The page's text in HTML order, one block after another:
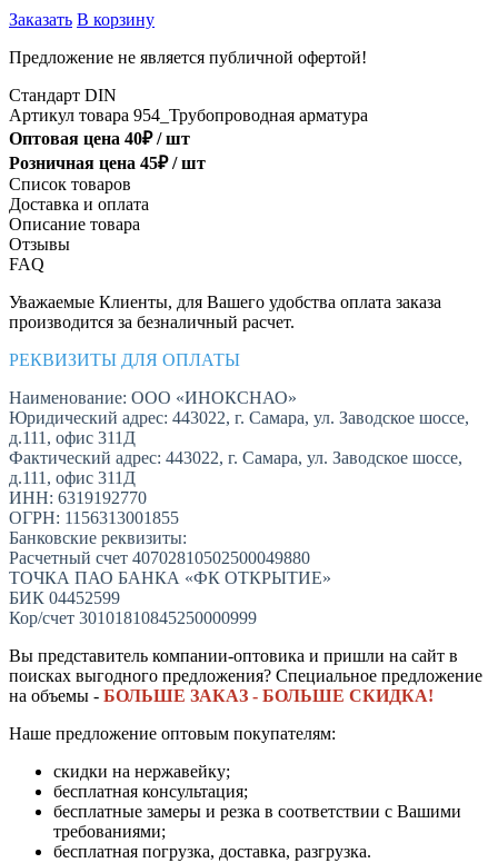
Заказать В корзину
Предложение не является публичной офертой!
Стандарт DIN
Артикул товара 954_Трубопроводная арматура
Оптовая цена 40₽ /шт
Розничная цена 45₽ /шт
Список товаров
Доставка и оплата
Описание товара
Отзывы
FAQ
Уважаемые Клиенты, для Вашего удобства оплата заказа
производится за безналичный расчет.
РЕКВИЗИТЫ ДЛЯ ОПЛАТЫ
Наименование: ООО «ИНОКСНАО»
Юридический адрес: 443022, г. Самара, ул. Заводское шоссе,
д.111, офис 311Д
Фактический адрес: 443022, г. Самара, ул. Заводское шоссе,
д.111, офис 311Д
ИНН: 6319192770
ОГРН: 1156313001855
Банковские реквизиты:
Расчетный счет 40702810502500049880
ТОЧКА ПАО БАНКА «ФК ОТКРЫТИЕ»
БИК 04452599
Кор/счет 30101810845250000999
Вы представитель компании-оптовика и пришли на сайт в
поисках выгодного предложения? Специальное предложение
на объемы - БОЛЬШЕ ЗАКАЗ - БОЛЬШЕ СКИДКА!
Наше предложение оптовым покупателям:
скидки на нержавейку;
бесплатная консультация;
бесплатные замеры и резка в соответствии с Вашими
требованиями;
бесплатная погрузка, доставка, разгрузка.